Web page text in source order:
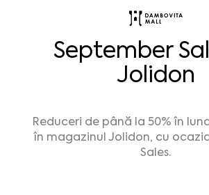
September
Jolidon
Reduceri de până la 50% în
în magazinul Jolidon, cu
Sales.